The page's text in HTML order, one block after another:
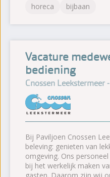
horeca bijbaan
Vacature
bediening
Cnossen Leekstermeer
Bij Paviljoen Cnossen
beleving: genieten van
omgeving. Ons
bij het werkelijk maken